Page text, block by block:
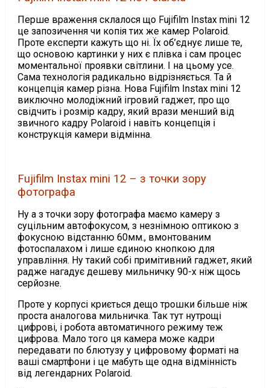
Перше враження склалося що Fujifilm Instax mini 12
це запозичення чи копія тих же камер Polaroid.
Проте експерти кажуть що ні. Їх об’єднує лише те,
що основою картинки у них є плівка і сам процес
моментальної проявки світлини. І на цьому усе.
Сама технологія радикально відрізняється. Та й
концепція камер різна. Нова Fujifilm Instax mini 12
виключно молодіжний ігровий гаджет, про що
свідчить і розмір кадру, який врази менший від
звичного кадру Polaroid і навіть концепція і
конструкція камери відмінна.
Fujifilm Instax mini 12 – з точки зору
фотографа
Ну а з точки зору фотографа маємо камеру з
суцільним автофокусом, з незнімною оптикою з
фокусною відстанню 60мм., вмонтованим
фотоспалахом і лише єдиною кнопкою для
управління. Ну такий собі примітивний гаджет, який
радже нагадує дешеву мильничку 90-х ніж щось
серйозне.
Проте у корпусі криється дещо трошки більше ніж
проста аналогова мильничка. Так тут нутрощі
цифрові, і робота автоматичного режиму теж
цифрова. Мало того ця камера може кадри
передавати по блютузу у цифровому форматі на
ваші смартфони і це мабуть ще одна відмінність
від легендарних Polaroid.